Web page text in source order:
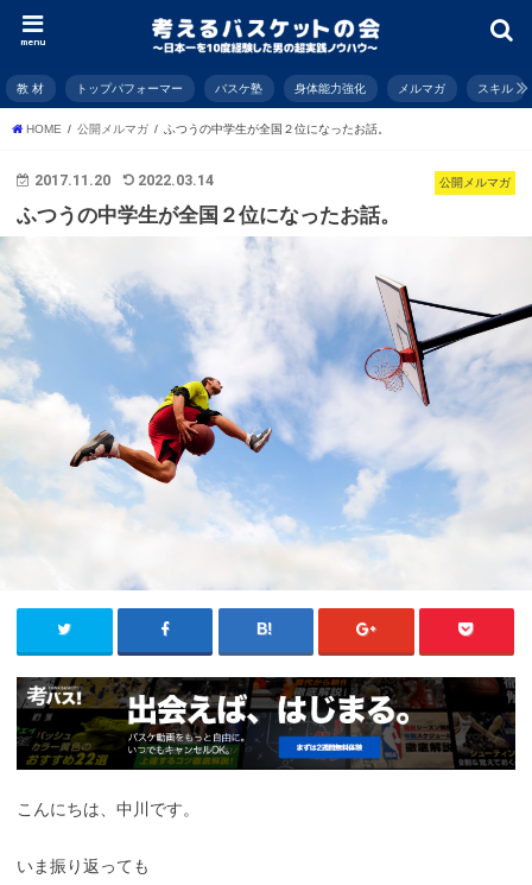
menu
教 材 トップパフォーマー バスケ塾 身体能力強化 メルマガ スキル
HOME 公開メルマガ ふつうの中学生が全国２位になったお話。
公開メルマガ
2017.11.20 2022.03.14
ふつうの中学生が全国２位になったお話。
こんにちは、中川です。
いま振り返っても